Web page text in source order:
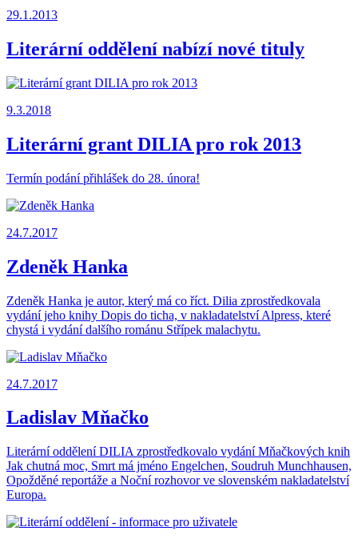
29.1.2013
Literární oddělení nabízí nové tituly
9.3.2018
Literární grant DILIA pro rok 2013
Termín podání přihlášek do 28. února!
24.7.2017
Zdeněk Hanka
Zdeněk Hanka je autor, který má co říct. Dilia zprostředkovala
vydání jeho knihy Dopis do ticha, v nakladatelství Alpress, které
chystá i vydání dalšího románu Střípek malachytu.
24.7.2017
Ladislav Mňačko
Literární oddělení DILIA zprostředkovalo vydání Mňačkových knih
Jak chutná moc, Smrt má jméno Engelchen, Soudruh Munchhausen,
Opožděné reportáže a Noční rozhovor ve slovenském nakladatelství
Europa.